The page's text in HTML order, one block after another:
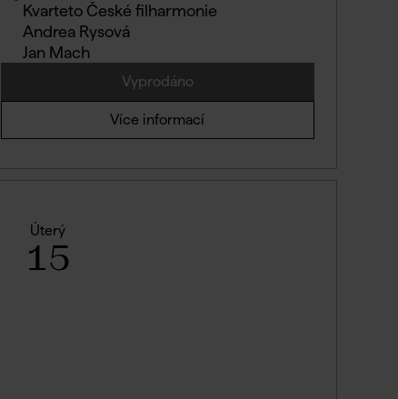
Kvarteto České filharmonie
Andrea Rysová
Jan Mach
Vyprodáno
Více informací
Úterý
15